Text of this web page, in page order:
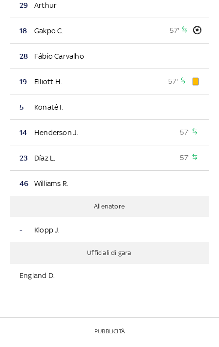
29 Arthur
18 Gakpo C. 57'
28 Fábio Carvalho
19 Elliott H. 57'
5 Konaté I.
14 Henderson J. 57'
23 Díaz L. 57'
46 Williams R.
Allenatore
- Klopp J.
Ufficiali di gara
England D.
PUBBLICITÀ